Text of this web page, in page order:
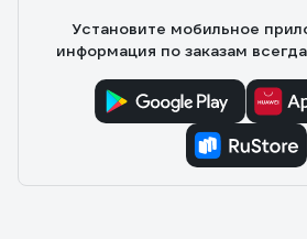
Установите мобильное
информация по заказам